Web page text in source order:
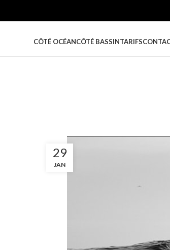
CÔTÉ OCÉANCÔTÉ BASSINTARIFS
29
JAN